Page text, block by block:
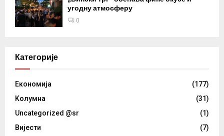
угодну атмосферу
0
Категорије
Eкономија
(177)
Kолумнa
(31)
Uncategorized @sr
(1)
Вијести
(7)